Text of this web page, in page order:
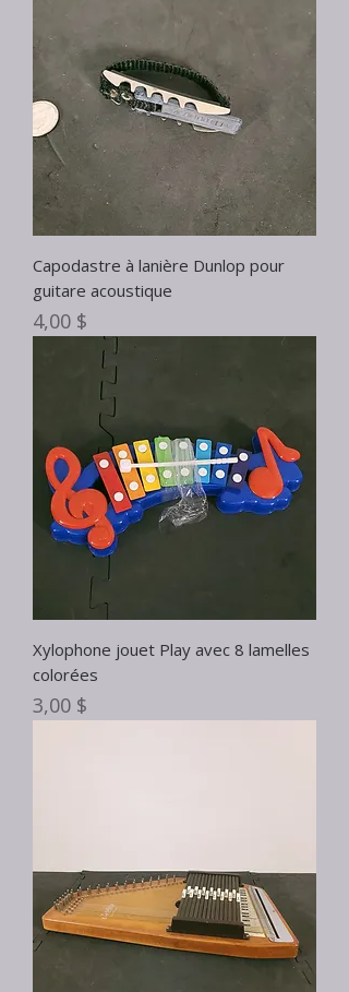
Capodastre à lanière Dunlop pour
guitare acoustique
Prix
4,00 $
Xylophone jouet Play avec 8 lamelles
colorées
Prix
3,00 $